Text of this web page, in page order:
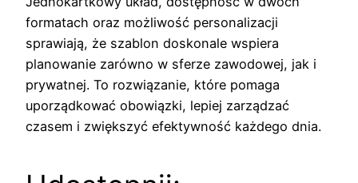
formatach oraz możliwość personalizacji
sprawiają, że szablon doskonale wspiera
planowanie zarówno w sferze zawodowej, jak i
prywatnej. To rozwiązanie, które pomaga
uporządkować obowiązki, lepiej zarządzać
czasem i zwiększyć efektywność każdego dnia.